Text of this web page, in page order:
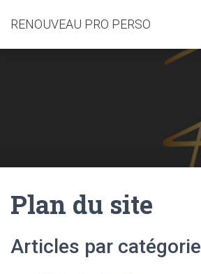
RENOUVEAU PRO PERSO
Plan du site
Articles par catégorie